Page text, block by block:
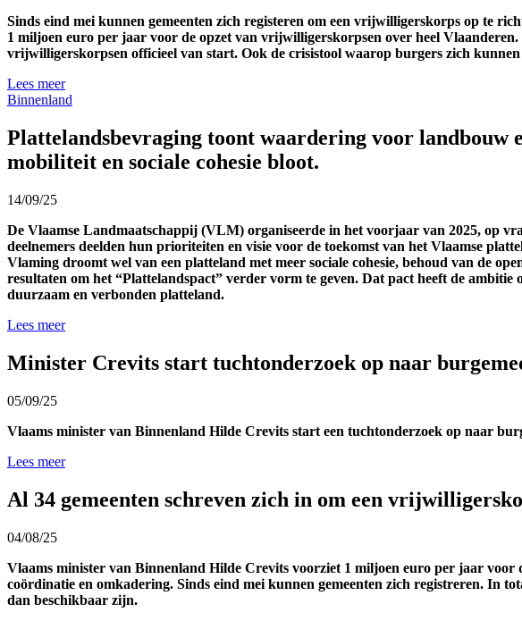
Sinds eind mei kunnen gemeenten zich registeren om een vrijwilligerskorps op te
1 miljoen euro per jaar voor de opzet van vrijwilligerskorpsen over heel Vlaanderen.
vrijwilligerskorpsen officieel van start. Ook de crisistool waarop burgers zich kunnen
Lees meer
Binnenland
Plattelandsbevraging toont waardering voor landbouw
mobiliteit en sociale cohesie bloot.
14/09/25
De Vlaamse Landmaatschappij (VLM) organiseerde in het voorjaar van 2025, op
deelnemers deelden hun prioriteiten en visie voor de toekomst van het Vlaamse
Vlaming droomt wel van een platteland met meer sociale cohesie, behoud van de
resultaten om het “Plattelandspact” verder vorm te geven. Dat pact heeft de
duurzaam en verbonden platteland.
Lees meer
Minister Crevits start tuchtonderzoek op naar
05/09/25
Vlaams minister van Binnenland Hilde Crevits start een tuchtonderzoek op naar
Lees meer
Al 34 gemeenten schreven zich in om een
04/08/25
Vlaams minister van Binnenland Hilde Crevits voorziet 1 miljoen euro per jaar
coördinatie en omkadering. Sinds eind mei kunnen gemeenten zich registreren. In
dan beschikbaar zijn.